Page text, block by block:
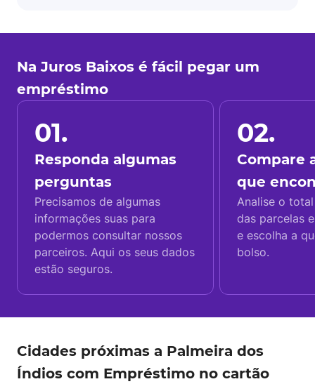
Na Juros Baixos é fácil pegar um
empréstimo
01.
Responda algumas
perguntas
Precisamos de algumas
informações suas para
podermos consultar nossos
parceiros. Aqui os seus dados
estão seguros.
02.
Compare
que
Analise o
das parcelas
e escolha a
bolso.
Cidades próximas a Palmeira dos
Índios com Empréstimo no cartão